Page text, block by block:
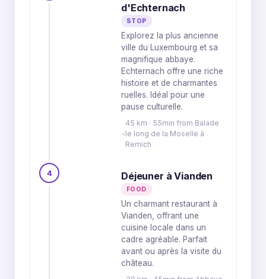
d'Echternach
STOP
Explorez la plus ancienne
ville du Luxembourg et sa
magnifique abbaye.
Echternach offre une riche
histoire et de charmantes
ruelles. Idéal pour une
pause culturelle.
45 km · 55min from Balade
le long de la Moselle à
Remich
4 Déjeuner à Vianden
FOOD
Un charmant restaurant à
Vianden, offrant une
cuisine locale dans un
cadre agréable. Parfait
avant ou après la visite du
château.